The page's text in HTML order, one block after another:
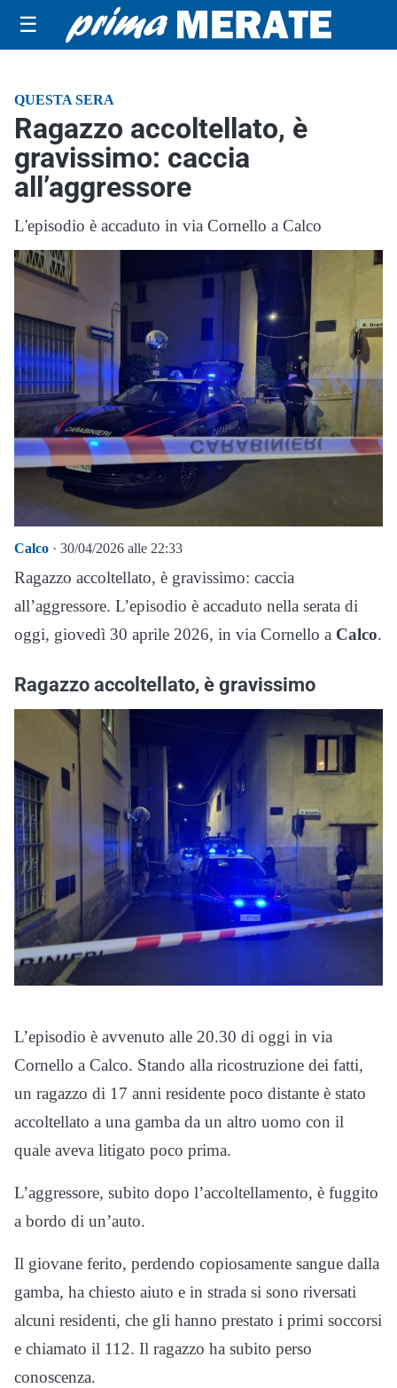
☰
QUESTA SERA
Ragazzo accoltellato, è
gravissimo: caccia
all’aggressore
L'episodio è accaduto in via Cornello a Calco
Calco · 30/04/2026 alle 22:33
Ragazzo accoltellato, è gravissimo: caccia
all’aggressore. L’episodio è accaduto nella serata di
oggi, giovedì 30 aprile 2026, in via Cornello a Calco.
Ragazzo accoltellato, è gravissimo
L’episodio è avvenuto alle 20.30 di oggi in via
Cornello a Calco. Stando alla ricostruzione dei fatti,
un ragazzo di 17 anni residente poco distante è stato
accoltellato a una gamba da un altro uomo con il
quale aveva litigato poco prima.
L’aggressore, subito dopo l’accoltellamento, è fuggito
a bordo di un’auto.
Il giovane ferito, perdendo copiosamente sangue dalla
gamba, ha chiesto aiuto e in strada si sono riversati
alcuni residenti, che gli hanno prestato i primi soccorsi
e chiamato il 112. Il ragazzo ha subito perso
conoscenza.